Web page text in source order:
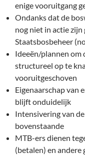
enige vooruitgang
Ondanks dat de
nog niet in actie
Staatsbosbeheer
Ideeën/plannen om
structureel op te
vooruitgeschoven
Eigenaarschap van
blijft onduidelijk
Intensivering van
bovenstaande
MTB-ers dienen
(betalen) en andere